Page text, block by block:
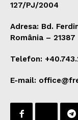
127/PJ/2004
Adresa: Bd.
România – 21387
Telefon:
E-mail: